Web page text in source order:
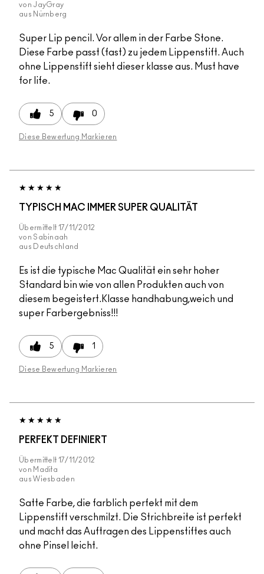
von JayGray
aus Nürnberg
Super Lip pencil. Vor allem in der Farbe Stone.
Diese Farbe passt (fast) zu jedem Lippenstift. Auch
ohne Lippenstift sieht dieser klasse aus. Must have
for life.
5 0
Diese Bewertung Markieren
TYPISCH MAC IMMER SUPER QUALITÄT
Übermittelt 17/11/2012
von Sabinaah
aus
Deutschland
Es ist die typische Mac Qualität ein sehr hoher
Standard bin wie von allen Produkten auch von
diesem begeistert.Klasse handhabung,weich und
super Farbergebniss!!!
5 1
Diese Bewertung Markieren
PERFEKT DEFINIERT
Übermittelt 17/11/2012
von Madita
aus Wiesbaden
Satte Farbe, die farblich perfekt mit dem
Lippenstift verschmilzt. Die Strichbreite ist perfekt
und macht das Auftragen des Lippenstiftes auch
ohne Pinsel leicht.